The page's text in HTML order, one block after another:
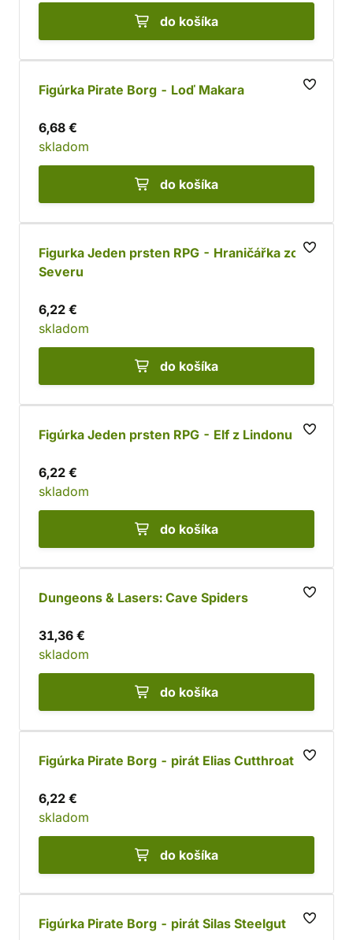
do košíka
Figúrka Pirate Borg - Loď Makara
6,68 €
skladom
do košíka
Figurka Jeden prsten RPG - Hraničářka zo
Severu
6,22 €
skladom
do košíka
Figúrka Jeden prsten RPG - Elf z Lindonu
6,22 €
skladom
do košíka
Dungeons & Lasers: Cave Spiders
31,36 €
skladom
do košíka
Figúrka Pirate Borg - pirát Elias Cutthroat
6,22 €
skladom
do košíka
Figúrka Pirate Borg - pirát Silas Steelgut